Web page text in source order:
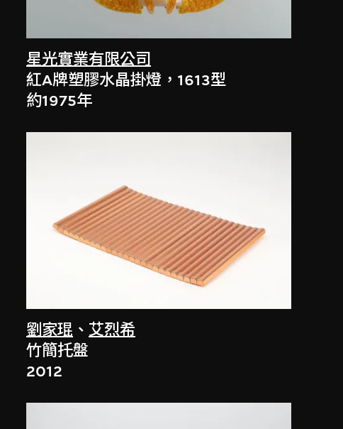
星光實業有限公司
紅A牌塑膠水晶掛燈，1613型
約1975年
劉家琨 、艾烈希
竹簡托盤
2012